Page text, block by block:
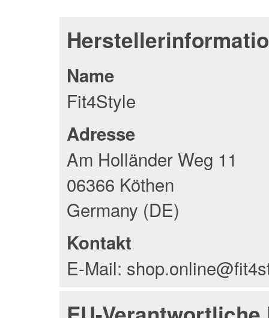
Name
Fit4Style
Adresse
Am Holländer Weg 11
06366 Köthen
Germany (DE)
Kontakt
E-Mail: